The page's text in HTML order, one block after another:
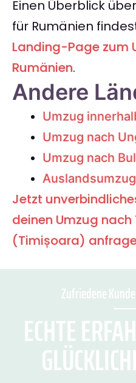
Einen Überblick
für Rumänien
Landing-Page zum
Rumänien.
Andere
Umzug
Umzug nach
Umzug nach
Jetzt
deinen Umzug
(Timișoara)
Zufriedene
ECHTE